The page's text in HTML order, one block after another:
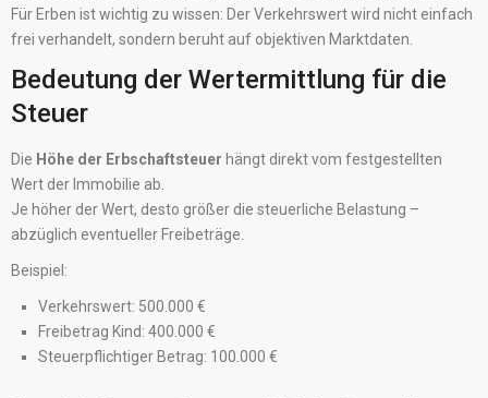
Für Erben ist wichtig zu wissen: Der Verkehrswert wird nicht einfach
frei verhandelt, sondern beruht auf objektiven Marktdaten.
Bedeutung der Wertermittlung für die
Steuer
Die Höhe der Erbschaftsteuer hängt direkt vom festgestellten
Wert der Immobilie ab.
Je höher der Wert, desto größer die steuerliche Belastung –
abzüglich eventueller Freibeträge.
Beispiel:
Verkehrswert: 500.000 €
Freibetrag Kind: 400.000 €
Steuerpflichtiger Betrag: 100.000 €